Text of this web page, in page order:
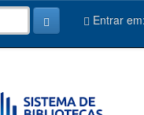
Entrar em: